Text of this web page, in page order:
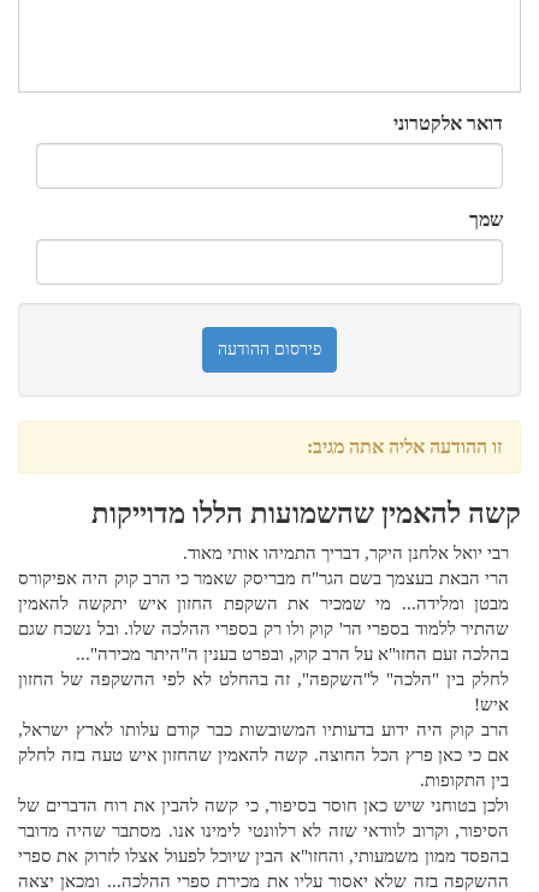
דואר אלקטרוני
שמך
זו ההודעה אליה אתה מגיב:
קשה להאמין שהשמועות הללו מדוייקות
רבי יואל אלחנן היקר, דבריך התמיהו אותי מאוד.
הרי הבאת בעצמך בשם הגר"ח מבריסק שאמר כי הרב קוק היה אפיקורס
מבטן ומלידה... מי שמכיר את השקפת החזון איש יתקשה להאמין
שהתיר ללמוד בספרי הר' קוק ולו רק בספרי ההלכה שלו. ובל נשכח שגם
בהלכה זעם החזו"א על הרב קוק, ובפרט בענין ה"היתר מכירה"...
לחלק בין "הלכה" ל"השקפה", זה בהחלט לא לפי ההשקפה של החזון
איש!
הרב קוק היה ידוע בדעותיו המשובשות כבר קודם עלותו לארץ ישראל,
אם כי כאן פרץ הכל החוצה. קשה להאמין שהחזון איש טעה בזה לחלק
בין התקופות.
ולכן בטוחני שיש כאן חוסר בסיפור, כי קשה להבין את רוח הדברים של
הסיפור, וקרוב לוודאי שזה לא רלוונטי לימינו אנו. מסתבר שהיה מדובר
בהפסד ממון משמעותי, והחזו"א הבין שיוכל לפעול אצלו לזרוק את ספרי
ההשקפה בזה שלא יאסור עליו את מכירת ספרי ההלכה... ומכאן יצאה